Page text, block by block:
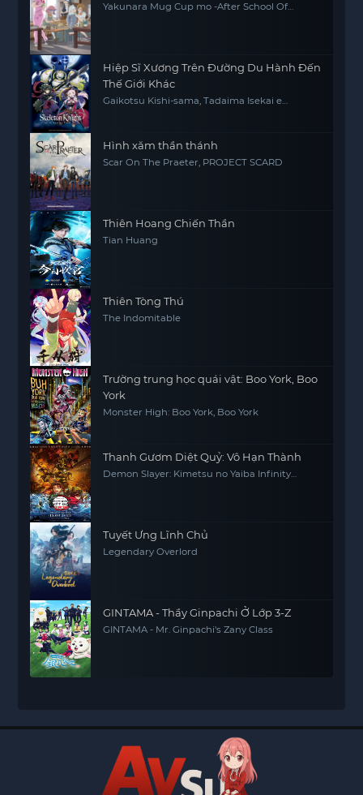
Yakunara Mug Cup mo -After School Of
Hiệp Sĩ Xương Trên Đường Du Hành Đến
Thế Giới Khác
Gaikotsu Kishi-sama, Tadaima Isekai e
Hình xăm thần thánh
Scar On The Praeter, PROJECT SCARD
Thiên Hoang Chiến Thần
Tian Huang
Thiên Tòng Thú
The Indomitable
Trường trung học quái vật: Boo York, Boo
York
Monster High: Boo York, Boo York
Thanh Gươm Diệt Quỷ: Vô Hạn Thành
Demon Slayer: Kimetsu no Yaiba Infinity
Tuyết Ưng Lĩnh Chủ
Legendary Overlord
GINTAMA - Thầy Ginpachi Ở Lớp 3-Z
GINTAMA - Mr. Ginpachi's Zany Class